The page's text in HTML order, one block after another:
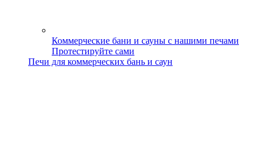
Коммерческие бани и сауны с нашими печами
Протестируйте сами
Печи для коммерческих бань и саун